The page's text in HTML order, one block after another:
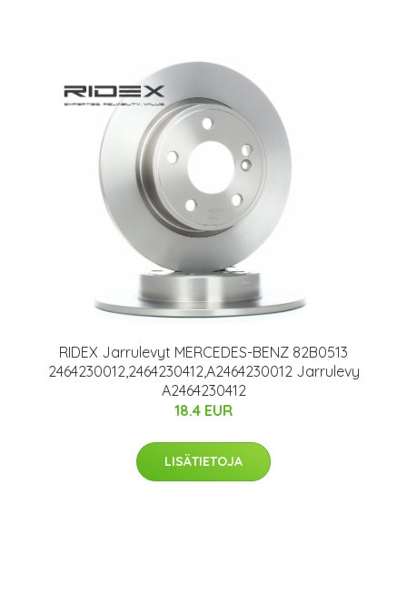
RIDEX Jarrulevyt MERCEDES-BENZ 82B0513
2464230012,2464230412,A2464230012 Jarrulevy
A2464230412
18.4 EUR
LISÄTIETOJA